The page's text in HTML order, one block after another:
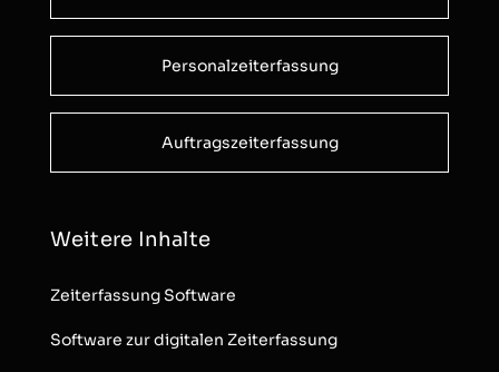
Personalzeiterfassung
Auftragszeiterfassung
Weitere Inhalte
Zeiterfassung Software
Software zur digitalen Zeiterfassung